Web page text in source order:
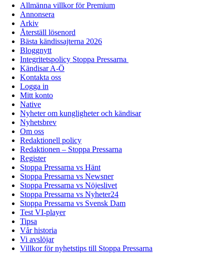
Allmänna villkor för Premium
Annonsera
Arkiv
Återställ lösenord
Bästa kändissajterna 2026
Bloggnytt
Integritetspolicy Stoppa Pressarna
Kändisar A-Ö
Kontakta oss
Logga in
Mitt konto
Native
Nyheter om kungligheter och kändisar
Nyhetsbrev
Om oss
Redaktionell policy
Redaktionen – Stoppa Pressarna
Register
Stoppa Pressarna vs Hänt
Stoppa Pressarna vs Newsner
Stoppa Pressarna vs Nöjeslivet
Stoppa Pressarna vs Nyheter24
Stoppa Pressarna vs Svensk Dam
Test VI-player
Tipsa
Vår historia
Vi avslöjar
Villkor för nyhetstips till Stoppa Pressarna